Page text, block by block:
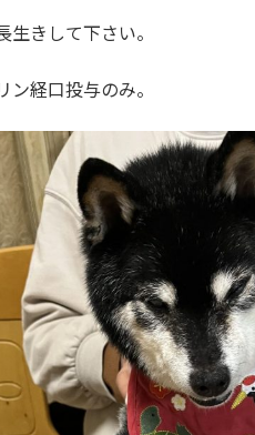
生きして下さい。
経口投与のみ。